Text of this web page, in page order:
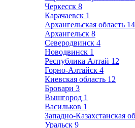
Черкесск 8
Карачаевск 1
Архангельская область 14
Архангельск 8
Северодвинск 4
Новодвинск 1
Республика Алтай 12
Горно-Алтайск 4
Киевская область 12
Бровари 3
Вышгород 1
Васильков 1
Западно-Казахстанская
Уральск 9